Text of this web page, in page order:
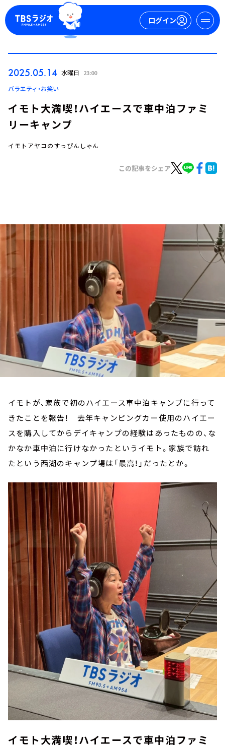
ログイン
ログイン
お知らせ
イベント・グッズ
YouTube
会社情報
2025.05.14 水曜日 23:00
バラエティ・お笑い
イモト大満喫！ハイエースで車中泊ファミ
リーキャンプ
イモトアヤコのすっぴんしゃん
この記事をシェア
イモトが、家族で初のハイエース車中泊キャンプに行って
きたことを報告！ 去年キャンピングカー使用のハイエー
スを購入してからデイキャンプの経験はあったものの、な
かなか車中泊に行けなかったというイモト。家族で訪れ
たという西湖のキャンプ場は「最高！」だったとか。
イモト大満喫！ハイエースで車中泊ファミ